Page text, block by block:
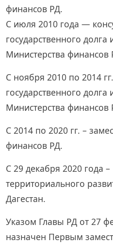
финансов РД.
С июля 2010 года —
государственного долга
Министерства финансов
С ноября 2010 по 2014
государственного долга
Министерства финансов
С 2014 по 2020 гг. –
финансов РД.
С 29 декабря 2020 года
территориального
Дагестан.
Указом Главы РД от 27
назначен Первым